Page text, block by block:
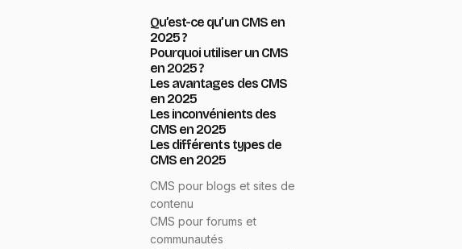
Qu’est-ce qu’un CMS en
2025 ?
Pourquoi utiliser un CMS
en 2025 ?
Les avantages des CMS
en 2025
Les inconvénients des
CMS en 2025
Les différents types de
CMS en 2025
CMS pour blogs et sites de
contenu
CMS pour forums et
communautés